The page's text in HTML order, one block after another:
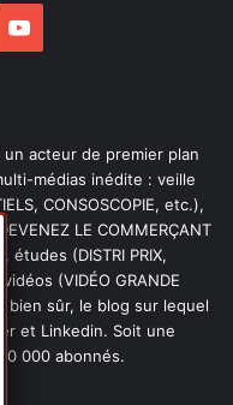
YouTube
un acteur de premier plan
médias inédite : veille
CONSOSCOPIE, etc.),
LE COMMERÇANT
études (DISTRI PRIX,
(VIDÉO GRANDE
bien sûr, le blog sur lequel
et Linkedin. Soit une
000 abonnés.